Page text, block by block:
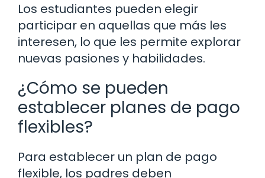
Los estudiantes pueden elegir
participar en aquellas que más les
interesen, lo que les permite explorar
nuevas pasiones y habilidades.
¿Cómo se pueden
establecer planes de pago
flexibles?
Para establecer un plan de pago
flexible, los padres deben